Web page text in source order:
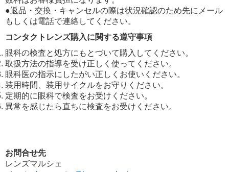
●返品・交換・キャンセルの際は状況確認のため先にメール
もしくは電話で連絡してください。
コンタクトレンズ購入に関する遵守事項
眼科の検査と処方にもとづいて購入してください。
取扱方法の指導を受け正しく使ってください。
眼科医の指示にしたがい正しくお使いください。
装用時間、装用サイクルをお守りください。
定期的に眼科で検査をお受けください。
異常を感じたら直ちに検査をお受けください。
お問合せ先
レンズマルシェ